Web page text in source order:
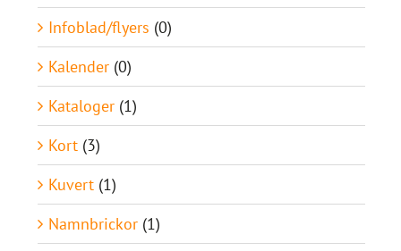
Infoblad/flyers (0)
Kalender (0)
Kataloger (1)
Kort (3)
Kuvert (1)
Namnbrickor (1)